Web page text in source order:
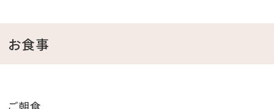
・1階 レストラン「天」
・営業時間 7：00～10：00
お食事
ご朝食